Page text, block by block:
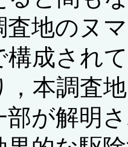
査地のヌ
構成され
，本調査
部が解明